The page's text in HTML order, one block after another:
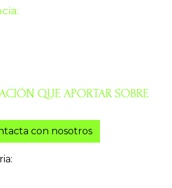
QUE APORTAR SOBRE
con nosotros